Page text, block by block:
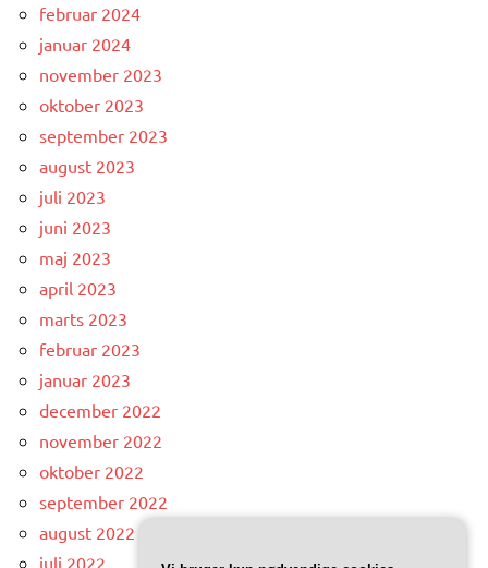
februar 2024
januar 2024
november 2023
oktober 2023
september 2023
august 2023
juli 2023
juni 2023
maj 2023
april 2023
marts 2023
februar 2023
januar 2023
december 2022
november 2022
oktober 2022
september 2022
august 2022
juli 2022